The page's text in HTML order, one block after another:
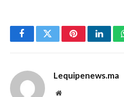
FacebookTwitterPinterest
Lequipenews.ma
Website